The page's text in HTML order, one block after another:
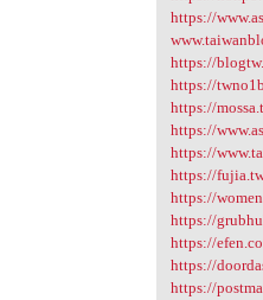
https://
https://
https://
https://
https://
https://
https://
https://
https://
https://
https://
https://